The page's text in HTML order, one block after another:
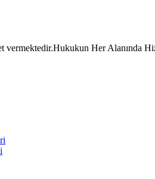
vermektedir.Hukukun Her Alanında